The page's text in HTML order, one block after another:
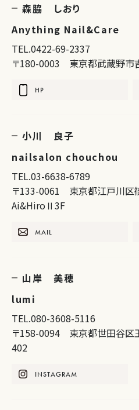
森脇 しおり
Anything Nail&Care
TEL.0422-69-2337
〒180-0003 東京都武蔵野市
HP
小川 良子
nailsalon chouchou
TEL.03-6638-6789
〒133-0061 東京都江戸川区
Ai&HiroⅡ3F
MAIL
山岸 美穂
lumi
TEL.080-3608-5116
〒158-0094 東京都世田谷区
402
INSTAGRAM